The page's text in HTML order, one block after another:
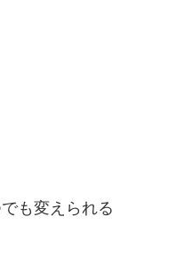
も変えられる